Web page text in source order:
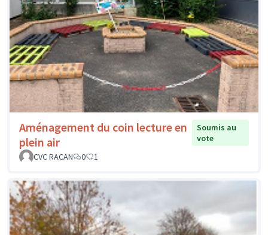
Manipuler pour apprendre au
cycle 2
Soumis au
vote
école de Thizay
0 0
Salle d'études flexible
Soumis au vote
MONTHEIL
0 0